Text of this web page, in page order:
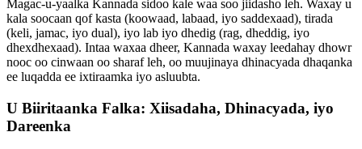
Magac-u-yaalka Kannada sidoo kale waa soo jiidasho leh. Waxay u
kala soocaan qof kasta (koowaad, labaad, iyo saddexaad), tirada
(keli, jamac, iyo dual), iyo lab iyo dhedig (rag, dheddig, iyo
dhexdhexaad). Intaa waxaa dheer, Kannada waxay leedahay dhowr
nooc oo cinwaan oo sharaf leh, oo muujinaya dhinacyada dhaqanka
ee luqadda ee ixtiraamka iyo asluubta.
U Biiritaanka Falka: Xiisadaha, Dhinacyada, iyo
Dareenka